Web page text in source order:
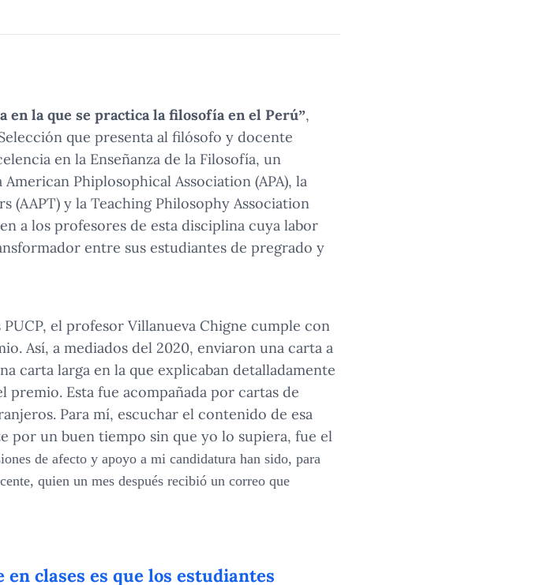
la que se practica la filosofía en el Perú”,
que presenta al filósofo y docente
en la Enseñanza de la Filosofía, un
Phiplosophical Association (APA), la
(AAPT) y la Teaching Philosophy Association
a los profesores de esta disciplina cuya labor
entre sus estudiantes de pregrado y
el profesor Villanueva Chigne cumple con
Así, a mediados del 2020, enviaron una carta a
carta larga en la que explicaban detalladamente
premio. Esta fue acompañada por cartas de
Para mí, escuchar el contenido de esa
por un buen tiempo sin que yo lo supiera, fue el
de afecto y apoyo a mi candidatura han sido, para
quien un mes después recibió un correo que
clases es que los estudiantes